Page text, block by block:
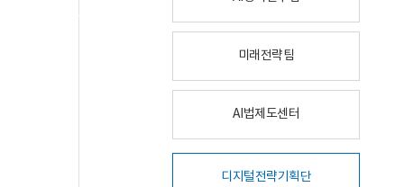
미래전략팀
AI법제도센터
디지털전략기획단